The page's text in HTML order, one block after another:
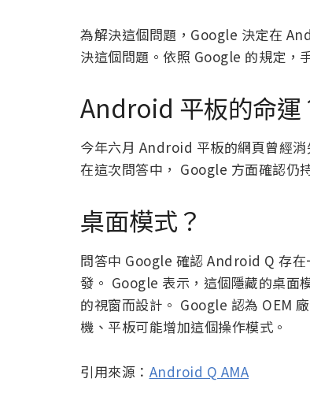
為解決這個問題，Google 決定在
決這個問題。依照 Google 的規定，
Android 平板的命運
今年六月 Android 平板的網頁曾經
在這次問答中， Google 方面確認仍
桌面模式？
問答中 Google 確認 Android Q 存
發。 Google 表示，這個隱藏的桌面
的視窗而設計。 Google 認為 OEM
機、平板可能增加這個操作模式。
引用來源： Android Q AMA